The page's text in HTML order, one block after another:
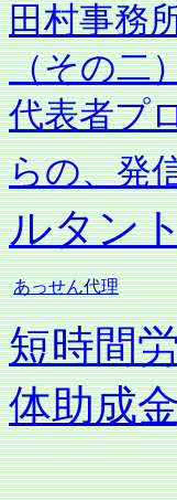
田村事務
（その二
代表者プ
らの、発
ルタン
あっせん代理
短時間
体助成